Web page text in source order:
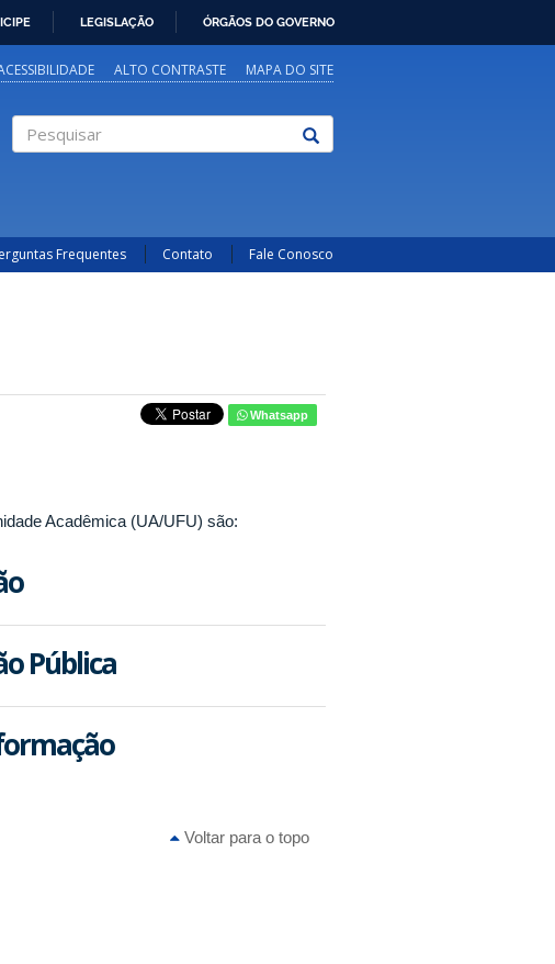
LEGISLAÇÃO ÓRGÃOS DO GOVERNO
ALTO CONTRASTE MAPA DO SITE
Frequentes Contato Fale Conosco
Whatsapp
Acadêmica (UA/UFU) são:
Pública
Voltar para o topo